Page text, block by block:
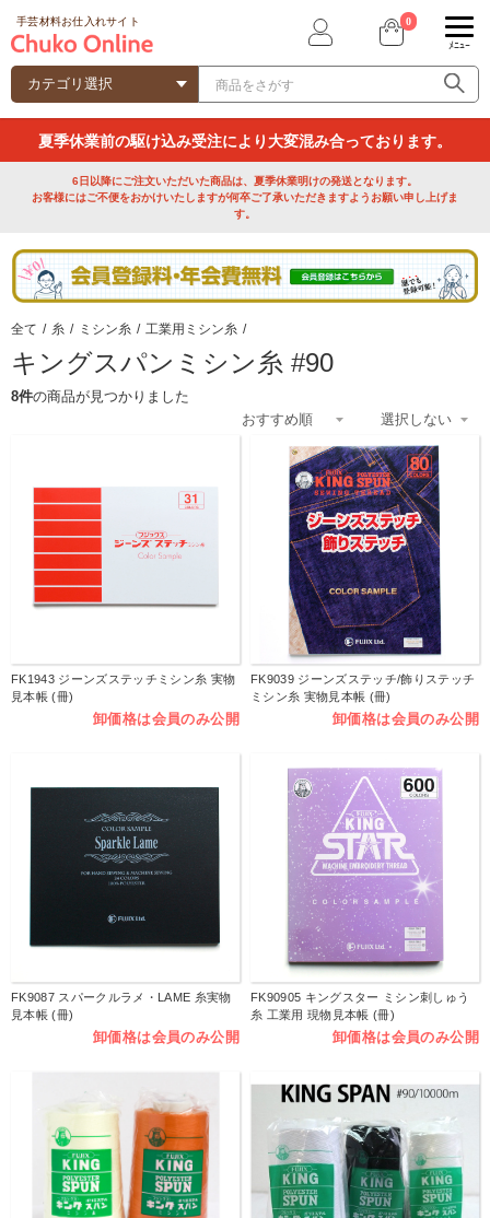
手芸材料お仕入れサイト 0
ﾒﾆｭｰ
夏季休業前の駆け込み受注により大変混み合っております。
6日以降にご注文いただいた商品は、夏季休業明けの発送となります。
お客様にはご不便をおかけいたしますが何卒ご了承いただきますようお願い申し上げま
す。
全て / 糸 / ミシン糸 / 工業用ミシン糸 /
キングスパンミシン糸 #90
8件の商品が見つかりました
FK1943 ジーンズステッチミシン糸 実物
見本帳 (冊)
卸価格は会員のみ公開
FK9039 ジーンズステッチ/飾りステッチ
ミシン糸 実物見本帳 (冊)
卸価格は会員のみ公開
FK9087 スパークルラメ・LAME 糸実物
見本帳 (冊)
卸価格は会員のみ公開
FK90905 キングスター ミシン刺しゅう
糸 工業用 現物見本帳 (冊)
卸価格は会員のみ公開